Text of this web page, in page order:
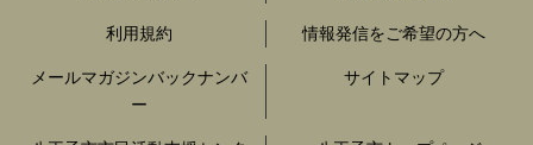
利用規約 情報発信をご希望の方へ
メールマガジンバックナンバ
ー
サイトマップ